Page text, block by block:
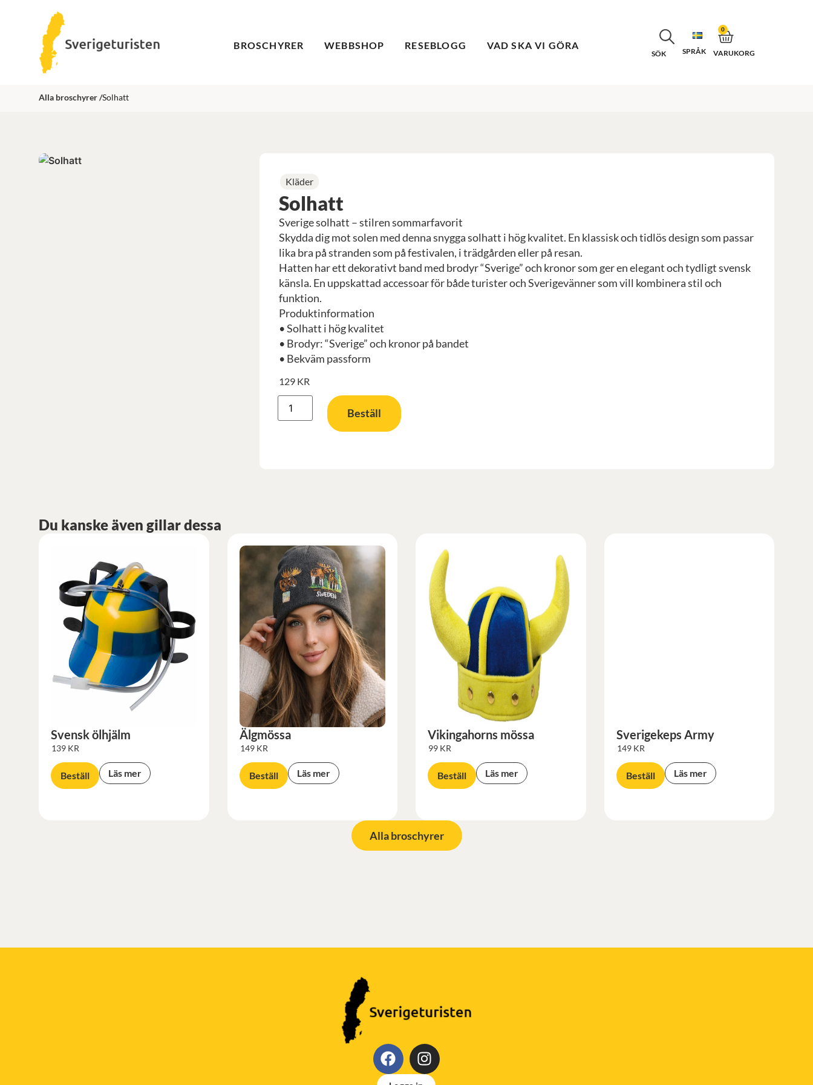
BROSCHYRER WEBBSHOP RESEBLOGG VAD SKA VI GÖRA
SÖK SPRÅK
0
VARUKORG
Alla broschyrer /Solhatt
Kläder
Solhatt
Sverige solhatt – stilren sommarfavorit
Skydda dig mot solen med denna snygga solhatt i hög kvalitet. En klassisk och tidlös design som passar
lika bra på stranden som på festivalen, i trädgården eller på resan.
Hatten har ett dekorativt band med brodyr “Sverige” och kronor som ger en elegant och tydligt svensk
känsla. En uppskattad accessoar för både turister och Sverigevänner som vill kombinera stil och
funktion.
Produktinformation
• Solhatt i hög kvalitet
• Brodyr: “Sverige” och kronor på bandet
• Bekväm passform
129 KR
Beställ
Du kanske även gillar dessa
Svensk ölhjälm
139 KR
Beställ Läs mer
Älgmössa
149 KR
Beställ Läs mer
Vikingahorns mössa
99 KR
Beställ Läs mer
Sverigekeps Army
149 KR
Beställ Läs mer
Alla broschyrer